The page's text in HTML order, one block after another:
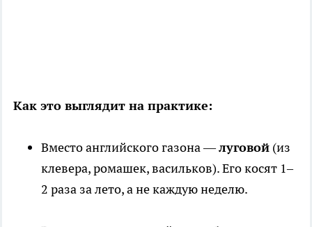
Как это выглядит на практике:
Вместо английского газона —луговой (из
клевера, ромашек, васильков). Его косят 1–
2 раза за лето, а не каждую неделю.